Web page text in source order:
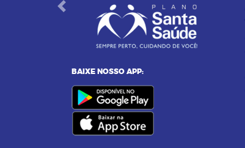
BAIXE NOSSO APP: